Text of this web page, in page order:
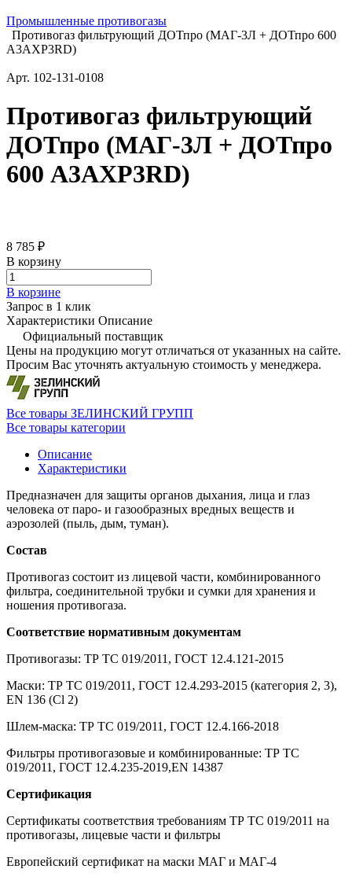
Промышленные противогазы
Противогаз фильтрующий ДОТпро (МАГ-3Л + ДОТпро 600
A3AXP3RD)
Арт. 102-131-0108
Противогаз фильтрующий
ДОТпро (МАГ-3Л + ДОТпро
600 A3AXP3RD)
8 785 ₽
В корзину
В корзине
Запрос в 1 клик
Характеристики Описание
Официальный поставщик
Цены на продукцию могут отличаться от указанных на сайте.
Просим Вас уточнять актуальную стоимость у менеджера.
Все товары ЗЕЛИНСКИЙ ГРУПП
Все товары категории
Описание
Характеристики
Предназначен для защиты органов дыхания, лица и глаз
человека от паро- и газообразных вредных веществ и
аэрозолей (пыль, дым, туман).
Состав
Противогаз состоит из лицевой части, комбинированного
фильтра, соединительной трубки и сумки для хранения и
ношения противогаза.
Соответствие нормативным документам
Противогазы: ТР ТС 019/2011, ГОСТ 12.4.121-2015
Маски: ТР ТС 019/2011, ГОСТ 12.4.293-2015 (категория 2, 3),
EN 136 (Cl 2)
Шлем-маска: ТР ТС 019/2011, ГОСТ 12.4.166-2018
Фильтры противогазовые и комбинированные: ТР ТС
019/2011, ГОСТ 12.4.235-2019,EN 14387
Сертификация
Сертификаты соответствия требованиям ТР ТС 019/2011 на
противогазы, лицевые части и фильтры
Европейский сертификат на маски МАГ и МАГ-4